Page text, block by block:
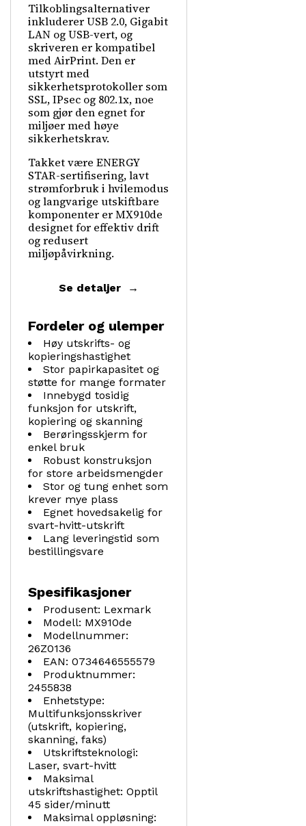
Tilkoblingsalternativer
inkluderer USB 2.0, Gigabit
LAN og USB-vert, og
skriveren er kompatibel
med AirPrint. Den er
utstyrt med
sikkerhetsprotokoller som
SSL, IPsec og 802.1x, noe
som gjør den egnet for
miljøer med høye
sikkerhetskrav.
Takket være ENERGY
STAR-sertifisering, lavt
strømforbruk i hvilemodus
og langvarige utskiftbare
komponenter er MX910de
designet for effektiv drift
og redusert
miljøpåvirkning.
Fordeler og ulemper
Høy utskrifts- og
kopieringshastighet
Stor papirkapasitet og
støtte for mange formater
Innebygd tosidig
funksjon for utskrift,
kopiering og skanning
Berøringsskjerm for
enkel bruk
Robust konstruksjon
for store arbeidsmengder
Stor og tung enhet som
krever mye plass
Egnet hovedsakelig for
svart-hvitt-utskrift
Lang leveringstid som
bestillingsvare
Spesifikasjoner
Produsent: Lexmark
Modell: MX910de
Modellnummer:
26Z0136
EAN: 0734646555579
Produktnummer:
2455838
Enhetstype:
Multifunksjonsskriver
(utskrift, kopiering,
skanning, faks)
Utskriftsteknologi:
Laser, svart-hvitt
Maksimal
utskriftshastighet: Opptil
45 sider/minutt
Maksimal oppløsning:
Se detaljer